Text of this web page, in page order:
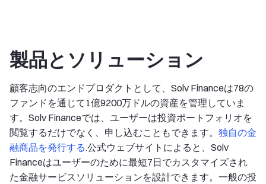
製品とソリューション
顧客志向のエンドプロダクトとして、Solv Financeは78の
ファンドを通じて1億9200万ドルの資産を管理していま
す。Solv Financeでは、ユーザーは投資ポートフォリオを
閲覧するだけでなく、申し込むこともできます。 独自の金
融商品を発行する.公式ウェブサイトによると、Solv
Financeはユーザーのために最短7日でカスタマイズされ
た金融サービスソリューションを設計できます。一般の投